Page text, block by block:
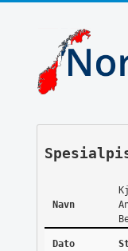
Navn
Dato